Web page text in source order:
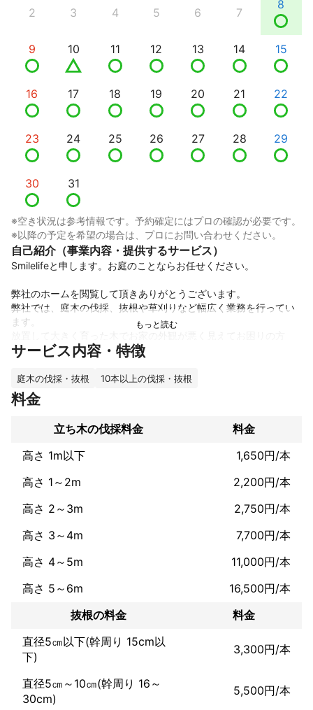
2 3 4 5 6 7
8
9 10 11 12 13 14 15
16 17 18 19 20 21 22
23 24 25 26 27 28 29
30 31
※空き状況は参考情報です。予約確定にはプロの確認が必要です。
※以降の予定を希望の場合は、プロにお問い合わせください。
自己紹介（事業内容・提供するサービス）
Smilelifeと申します。お庭のことならお任せください。
弊社のホームを閲覧して頂きありがとうございます。
弊社では、庭木の伐採、抜根や草刈りなど幅広く業務を行ってい
ます。
や、せっかくのお庭が雑草でお庭の景色が楽しめないとお悩みの
また、少量の草抜き、草刈りや敷地から出でいる木の枝などの剪
定もお気軽にご相談ください。
アピールポイント
遺品整理士の資格を取得しております。
一般社団法人遺品整理士認定協会
認定　第　IS２６６０４号
≪家族の想いを大切に≫
サービス内容・特徴
庭木の伐採・抜根 10本以上の伐採・抜根
料金
立ち木の伐採料金
料金
高さ 1m以下
1,650円/本
高さ 1～2m
2,200円/本
高さ 2～3m
2,750円/本
高さ 3～4m
7,700円/本
高さ 4～5m
11,000円/本
高さ 5～6m
16,500円/本
抜根の料金
料金
直径5㎝以下(幹周り 15cm以
下)
3,300円/本
直径5㎝～10㎝(幹周り 16～
30cm)
5,500円/本